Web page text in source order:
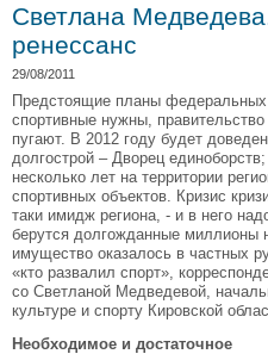
Светлана
ренессанс
29/08/2011
Предстоящие планы федеральных
спортивные нужны,
пугают. В 2012 году будет
долгострой – Дворец
несколько лет на территории
спортивных объектов. Кризис
таки имидж региона, - и в него
берутся долгожданные миллионы
имущество оказалось в частных
«кто развалил спорт»,
со Светланой Медведевой,
культуре и спорту Кировской
Необходимое и достаточное